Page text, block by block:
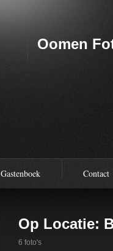
Oomen
Gastenboek Contact
Op Locatie:
6 foto's